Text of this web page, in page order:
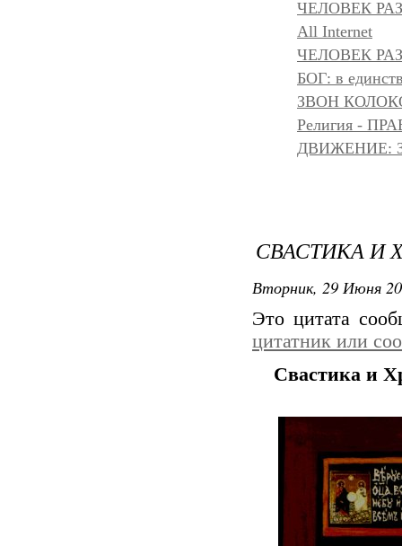
ЧЕЛОВЕК
All Internet
ЧЕЛОВЕК
БОГ: в
ЗВОН
Религия -
ДВИЖЕНИЕ:
СВАСТИКА И
Вторник, 29 Июня
Это цитата
цитатник или
Свастика и